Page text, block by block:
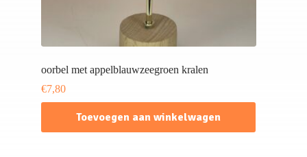
oorbel met appelblauwzeegroen kralen
€7,80
Toevoegen aan winkelwagen